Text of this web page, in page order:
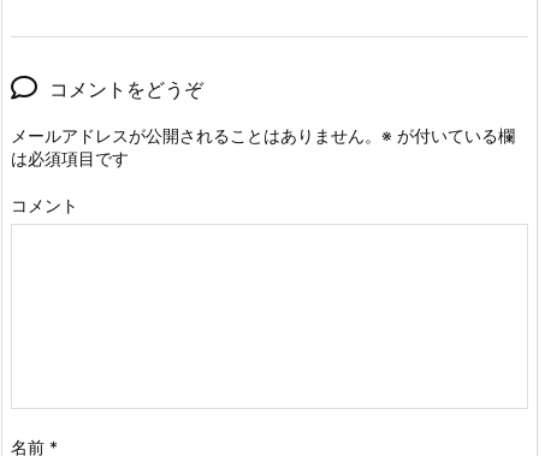
コメントをどうぞ
メールアドレスが公開されることはありません。 ※ が付いている欄
は必須項目です
コメント
名前 *